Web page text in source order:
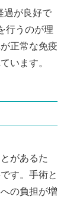
過が良好で
行うのが理
正常な免疫
います。
があるた
す。手術と
の負担が増